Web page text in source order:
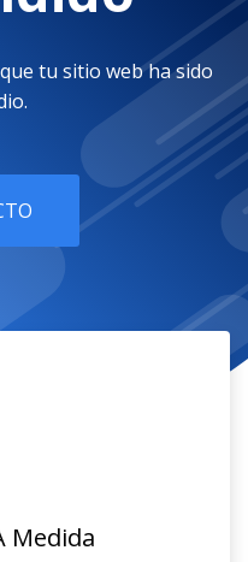
tu sitio web ha sido
Medida